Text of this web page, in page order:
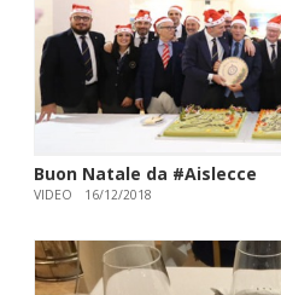
Buon Natale da #Aislecce
VIDEO 16/12/2018